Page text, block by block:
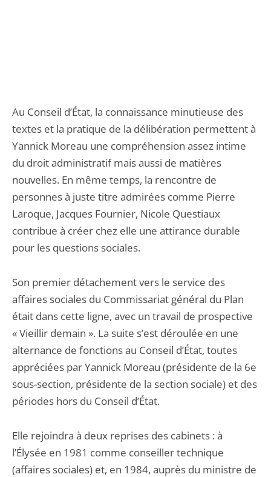
Au Conseil d’État, la connaissance minutieuse des
textes et la pratique de la délibération permettent à
Yannick Moreau une compréhension assez intime
du droit administratif mais aussi de matières
nouvelles. En même temps, la rencontre de
personnes à juste titre admirées comme Pierre
Laroque, Jacques Fournier, Nicole Questiaux
contribue à créer chez elle une attirance durable
pour les questions sociales.
Son premier détachement vers le service des
affaires sociales du Commissariat général du Plan
était dans cette ligne, avec un travail de prospective
« Vieillir demain ». La suite s’est déroulée en une
alternance de fonctions au Conseil d’État, toutes
appréciées par Yannick Moreau (présidente de la 6e
sous-section, présidente de la section sociale) et des
périodes hors du Conseil d’État.
Elle rejoindra à deux reprises des cabinets : à
l’Élysée en 1981 comme conseiller technique
(affaires sociales) et, en 1984, auprès du ministre de